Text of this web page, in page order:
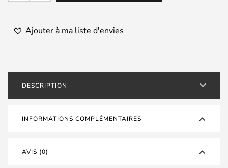
QUARTET
Ajouter à ma liste d'envies
DESCRIPTION
INFORMATIONS COMPLÉMENTAIRES
AVIS (0)